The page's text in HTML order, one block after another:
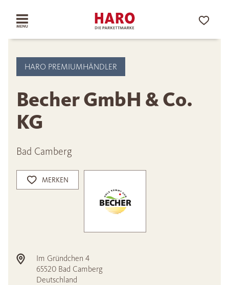
HARO PREMIUMHÄNDLER
Becher GmbH & Co.
KG
Bad Camberg
MERKEN
Im Gründchen 4
65520 Bad Camberg
Deutschland